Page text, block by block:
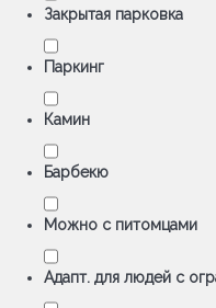
Закрытая парковка
Паркинг
Камин
Барбекю
Можно с питомцами
Адапт. для людей с